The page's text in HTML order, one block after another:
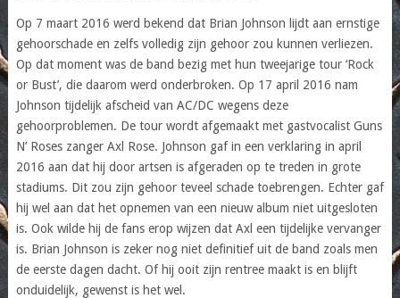
Op 7 maart 2016 werd bekend dat Brian Johnson lijdt aan ernstige
gehoorschade en zelfs volledig zijn gehoor zou kunnen verliezen.
Op dat moment was de band bezig met hun tweejarige tour ‘Rock
or Bust’, die daarom werd onderbroken. Op 17 april 2016 nam
Johnson tijdelijk afscheid van AC/DC wegens deze
gehoorproblemen. De tour wordt afgemaakt met gastvocalist Guns
N’ Roses zanger Axl Rose. Johnson gaf in een verklaring in april
2016 aan dat hij door artsen is afgeraden op te treden in grote
stadiums. Dit zou zijn gehoor teveel schade toebrengen. Echter gaf
hij wel aan dat het opnemen van een nieuw album niet uitgesloten
is. Ook wilde hij de fans erop wijzen dat Axl een tijdelijke vervanger
is. Brian Johnson is zeker nog niet definitief uit de band zoals men
de eerste dagen dacht. Of hij ooit zijn rentree maakt is en blijft
onduidelijk, gewenst is het wel.